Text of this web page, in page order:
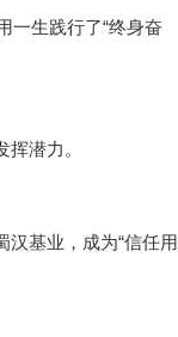
一生践行了“终身奋
潜力。
基业，成为“信任用